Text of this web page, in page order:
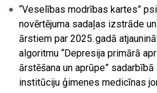
“Veselības modrības kartes”
novērtējuma sadaļas izstrāde
ārstiem par 2025. gadā
algoritmu “Depresija primārā
ārstēšana un aprūpe”
institūciju ģimenes medicīnas